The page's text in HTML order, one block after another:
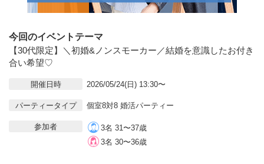
今回のイベントテーマ
【30代限定】＼初婚&ノンスモーカー／結婚を意識したお付き
合い希望♡
開催日時 2026/05/24(日) 13:30〜
パーティータイプ 個室8対8 婚活パーティー
参加者
3名 31〜37歳
3名 30〜36歳